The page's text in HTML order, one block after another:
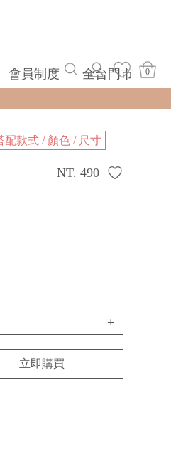
會員制度 全台門市 0
配款式 / 顏色 / 尺寸
NT. 490
+
立即購買